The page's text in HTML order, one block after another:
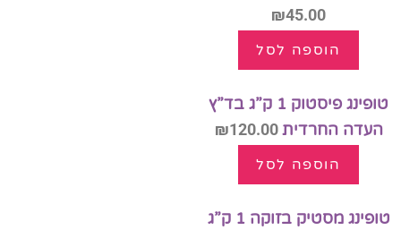
₪45.00
הוספה לסל
טופינג פיסטוק 1 ק”ג בד”ץ
העדה החרדית
₪120.00
הוספה לסל
טופינג מסטיק בזוקה 1 ק”ג